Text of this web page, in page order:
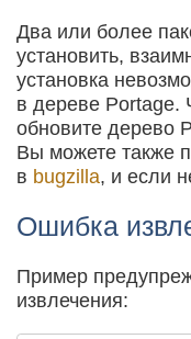
Два или более
установить,
установка
в дереве Portage.
обновите дерево
Вы можете также
в bugzilla, и если
Ошибка
Пример
извлечения: